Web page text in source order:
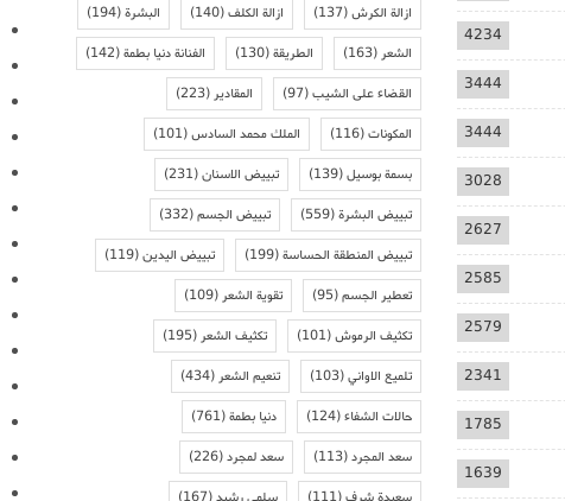
4234
3444
3444
3028
2627
2585
2579
2341
1785
1639
ازالة الكرش(137) ازالة الكلف(140) البشرة(194)
الشعر(163) الطريقة(130) الفنانة دنيا بطمة(142)
القضاء على الشيب(97) المقادير(223)
المكونات(116) الملك محمد السادس(101)
بسمة بوسيل(139) تبييض الاسنان(231)
تبييض البشرة(559) تبييض الجسم(332)
تبييض المنطقة الحساسة(199) تبييض اليدين(119)
تعطير الجسم(95) تقوية الشعر(109)
تكثيف الرموش(101) تكثيف الشعر(195)
تلميع الاواني(103) تنعيم الشعر(434)
حالات الشفاء(124) دنيا بطمة(761)
سعد المجرد(113) سعد لمجرد(226)